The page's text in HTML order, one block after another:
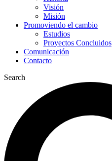
Visión
Misión
Promoviendo el cambio
Estudios
Proyectos Concluidos
Comunicación
Contacto
Search